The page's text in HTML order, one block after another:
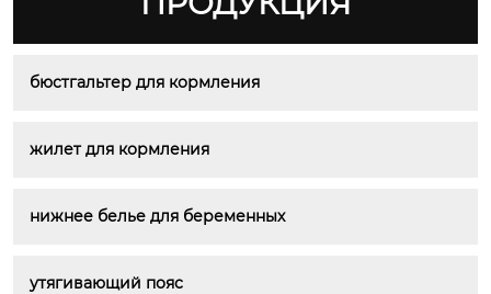
бюстгальтер для кормления
жилет для кормления
нижнее белье для беременных
утягивающий пояс